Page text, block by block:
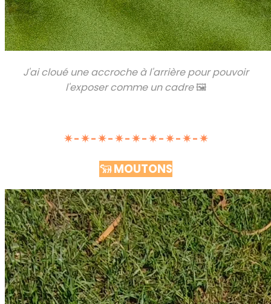
J'ai cloué une accroche à l'arrière pour pouvoir
l'exposer comme un cadre🖼️
✷ - ✷ - ✷ - ✷ - ✷ - ✷ - ✷ - ✷ - ✷
𓃔 MOUTONS